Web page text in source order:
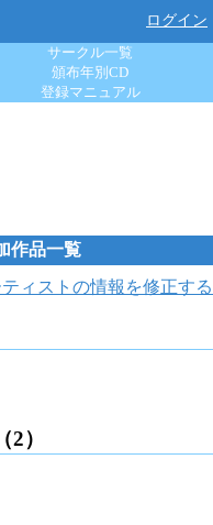
ログイン
サークル一覧
頒布年別CD
登録マニュアル
作品一覧
ィストの情報を修正する
）